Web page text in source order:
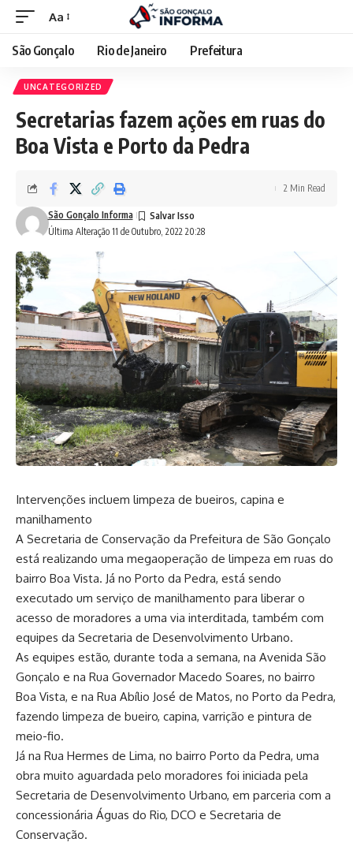
Aa
São Gonçalo Rio de Janeiro Prefeitura
UNCATEGORIZED
Secretarias fazem ações em ruas do
Boa Vista e Porto da Pedra
Última Alteração 11 de Outubro, 2022 20:28
São Gonçalo Informa
2 Min Read
Intervenções incluem limpeza de bueiros, capina e
manilhamento
A Secretaria de Conservação da Prefeitura de São Gonçalo
está realizando uma megaoperação de limpeza em ruas do
bairro Boa Vista. Já no Porto da Pedra, está sendo
executado um serviço de manilhamento para liberar o
acesso de moradores a uma via interditada, também com
equipes da Secretaria de Desenvolvimento Urbano.
As equipes estão, durante toda a semana, na Avenida São
Gonçalo e na Rua Governador Macedo Soares, no bairro
Boa Vista, e na Rua Abílio José de Matos, no Porto da Pedra,
fazendo limpeza de bueiro, capina, varrição e pintura de
meio-fio.
Já na Rua Hermes de Lima, no bairro Porto da Pedra, uma
obra muito aguardada pelo moradores foi iniciada pela
Secretaria de Desenvolvimento Urbano, em parceria com a
concessionária Águas do Rio, DCO e Secretaria de
Conservação.